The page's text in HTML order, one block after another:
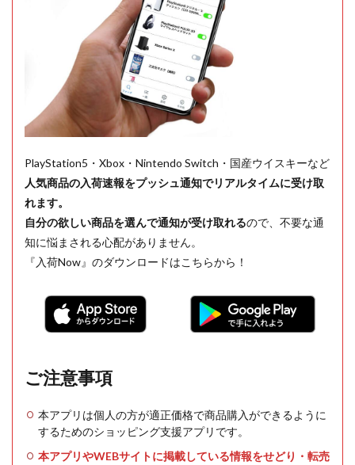
PlayStation5・Xbox・Nintendo Switch・国産ウイスキーなど
人気商品の入荷速報をプッシュ通知でリアルタイムに受け取
れます。
自分の欲しい商品を選んで通知が受け取れるので、不要な通
知に悩まされる心配がありません。
『入荷Now』のダウンロードはこちらから！
ご注意事項
本アプリは個人の方が適正価格で商品購入ができるように
するためのショッピング支援アプリです。
本アプリやWEBサイトに掲載している情報をせどり・転売